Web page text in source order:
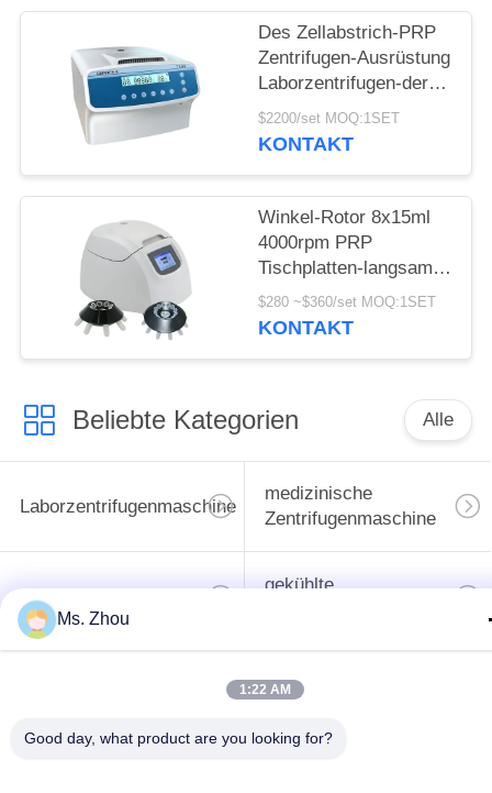
Des Zellabstrich-PRP
Zentrifugen-Ausrüstung
Laborzentrifugen-der
Maschinen-3000r/min
$2200/set MOQ:1SET
KONTAKT
Winkel-Rotor 8x15ml
4000rpm PRP
Tischplatten-langsame
Zentrifuge PRF TD4
$280 ~$360/set MOQ:1SET
KONTAKT
Beliebte Kategorien Alle
Laborzentrifugenmaschine
medizinische
Zentrifugenmaschine
PRP PRF-Zentrifuge
gekühlte
Blutbank-Zentrifuge
Langsame Zentrifuge
Ms. Zhou
1:22 AM
Good day, what product are you looking for?